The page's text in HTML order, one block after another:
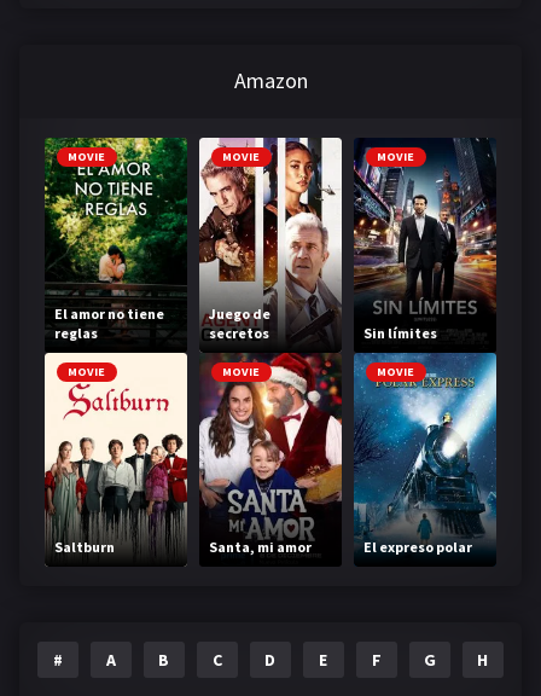
Amazon
MOVIE
El amor no tiene
reglas
MOVIE
Juego de
secretos
MOVIE
Sin límites
MOVIE
Saltburn
MOVIE
Santa, mi amor
MOVIE
El expreso polar
# A B C D E F G H